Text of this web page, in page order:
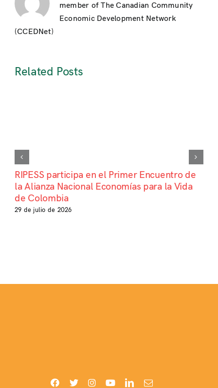
member of The Canadian Community
Economic Development Network
(CCEDNet)
Related Posts
RIPESS participa en el Primer Encuentro de
la Alianza Nacional Economías para la Vida
de Colombia
29 de julio de 2026